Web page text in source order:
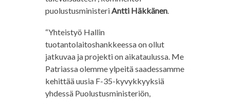
puolustusministeriAntti Häkkänen.
“Yhteistyö Hallin
tuotantolaitoshankkeessa on ollut
jatkuvaa ja projekti on aikataulussa. Me
Patriassa olemme ylpeitä saadessamme
kehittää uusia F-35-kyvykkyyksiä
yhdessä Puolustusministeriön,